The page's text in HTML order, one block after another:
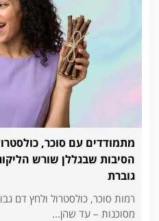
מתמודדים עם סוכר,
הסיבות שבגללן שורש
גוברת
רמות סוכר, כולסטרול ולחץ דם
מסוכנות – עד שהן...